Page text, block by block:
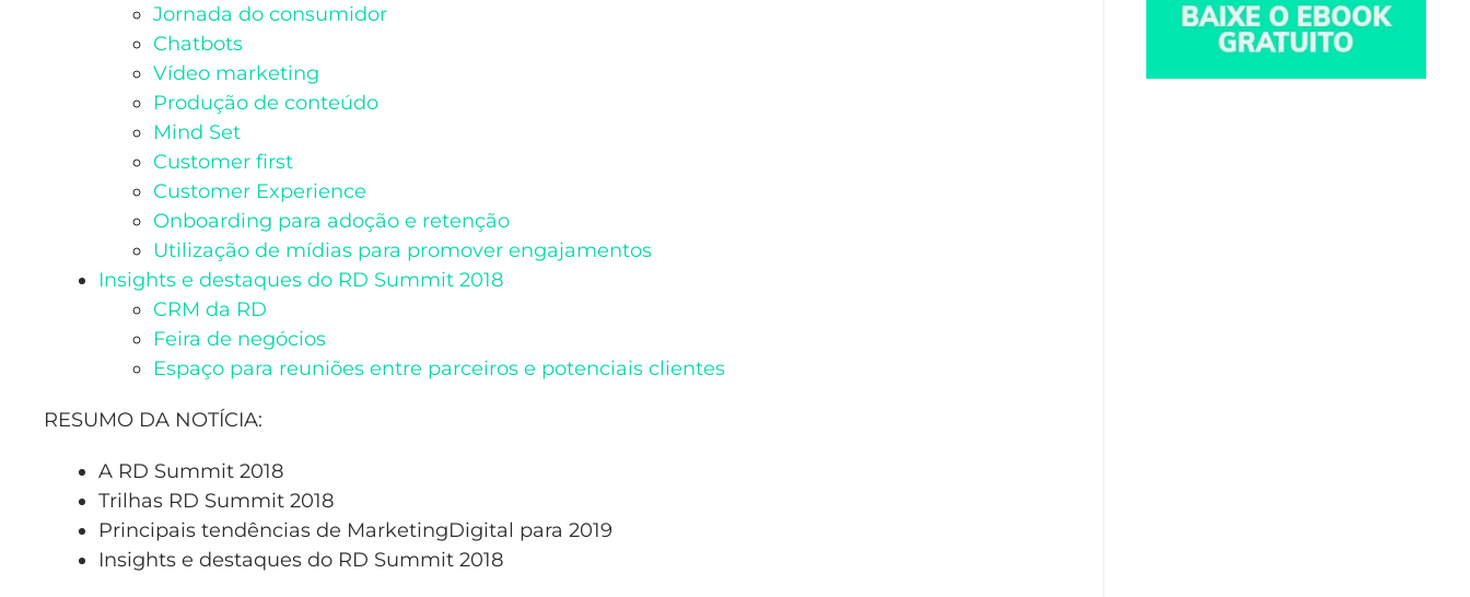
Jornada do consumidor
Chatbots
Vídeo marketing
Produção de conteúdo
Mind Set
Customer first
Customer Experience
Onboarding para adoção e retenção
Utilização de mídias para promover engajamentos
Insights e destaques do RD Summit 2018
CRM da RD
Feira de negócios
Espaço para reuniões entre parceiros e potenciais clientes
RESUMO DA NOTÍCIA:
A RD Summit 2018
Trilhas RD Summit 2018
Principais tendências de MarketingDigital para 2019
Insights e destaques do RD Summit 2018